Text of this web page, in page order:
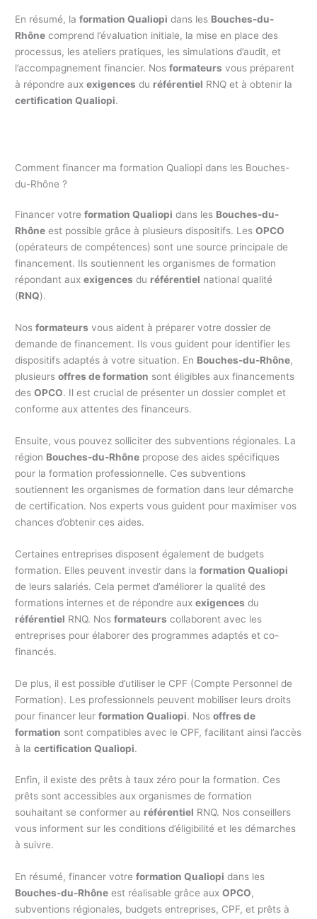
En résumé, laformation Qualiopi dans les Bouches-du-
Rhône comprend l’évaluation initiale, la mise en place des
processus, les ateliers pratiques, les simulations d’audit, et
l’accompagnement financier. Nosformateurs vous préparent
à répondre auxexigences du référentiel RNQ et à obtenir la
certification Qualiopi.
Comment financer ma formation Qualiopi dans les Bouches-
du-Rhône ?
Financer votreformation Qualiopi dans les Bouches-du-
Rhône est possible grâce à plusieurs dispositifs. LesOPCO
(opérateurs de compétences) sont une source principale de
financement. Ils soutiennent les organismes de formation
répondant auxexigences du référentiel national qualité
(RNQ).
Nosformateurs vous aident à préparer votre dossier de
demande de financement. Ils vous guident pour identifier les
dispositifs adaptés à votre situation. En Bouches-du-Rhône,
plusieursoffres de formation sont éligibles aux financements
desOPCO. Il est crucial de présenter un dossier complet et
conforme aux attentes des financeurs.
Ensuite, vous pouvez solliciter des subventions régionales. La
région Bouches-du-Rhône propose des aides spécifiques
pour la formation professionnelle. Ces subventions
soutiennent les organismes de formation dans leur démarche
de certification. Nos experts vous guident pour maximiser vos
chances d’obtenir ces aides.
Certaines entreprises disposent également de budgets
formation. Elles peuvent investir dans laformation Qualiopi
de leurs salariés. Cela permet d’améliorer la qualité des
formations internes et de répondre auxexigences du
référentiel RNQ. Nosformateurs collaborent avec les
entreprises pour élaborer des programmes adaptés et co-
financés.
De plus, il est possible d’utiliser le CPF (Compte Personnel de
Formation). Les professionnels peuvent mobiliser leurs droits
pour financer leurformation Qualiopi. Nosoffres de
formation sont compatibles avec le CPF, facilitant ainsi l’accès
à lacertification Qualiopi.
Enfin, il existe des prêts à taux zéro pour la formation. Ces
prêts sont accessibles aux organismes de formation
souhaitant se conformer au référentiel RNQ. Nos conseillers
vous informent sur les conditions d’éligibilité et les démarches
à suivre.
En résumé, financer votreformation Qualiopi dans les
Bouches-du-Rhône est réalisable grâce auxOPCO,
subventions régionales, budgets entreprises, CPF, et prêts à